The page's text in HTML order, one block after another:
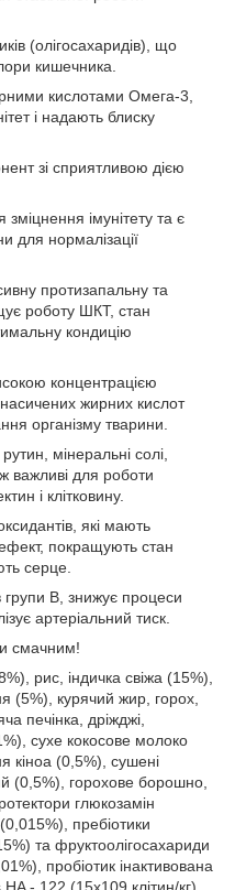
(олігосахаридів), що
кишечника.
кислотами Омега-3,
і надають блиску
зі сприятливою дією
зміцнення імунітету та є
для нормалізації
протизапальну та
роботу ШКТ, стан
кондицію
концентрацією
жирних кислот
організму тварини.
мінеральні солі,
важливі для роботи
і клітковину.
які мають
покращують стан
серце.
групи В, знижує процеси
артеріальний тиск.
смачним!
рис, індичка свіжа (15%),
(5%), курячий жир, горох,
печінка, дріжджі,
сухе кокосове молоко
кіноа (0,5%), сушені
(0,5%), горохове борошно,
глюкозамін
пребіотики
та фруктоолігосахариди
пробіотик інактивована
- 122 (15х109 клітин/кг)